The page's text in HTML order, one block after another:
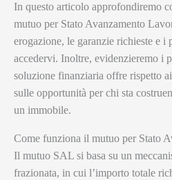
In questo articolo approfondiremo
mutuo per Stato Avanzamento
erogazione, le garanzie richieste e i
accedervi. Inoltre, evidenzieremo i
soluzione finanziaria offre rispetto
sulle opportunità per chi sta
un immobile.
Come funziona il mutuo per Stato
Il mutuo SAL si basa su un
frazionata, in cui l’importo totale